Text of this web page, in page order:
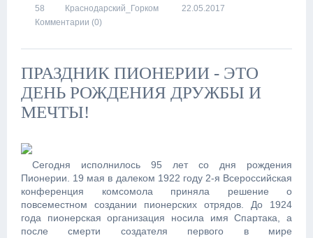
58 Краснодарский_Горком
22.05.2017
Комментарии (0)
ПРАЗДНИК ПИОНЕРИИ - ЭТО
ДЕНЬ РОЖДЕНИЯ ДРУЖБЫ И
МЕЧТЫ!
Сегодня исполнилось 95 лет со дня рождения
Пионерии. 19 мая в далеком 1922 году 2-я Всероссийская
конференция комсомола приняла решение о
повсеместном создании пионерских отрядов. До 1924
года пионерская организация носила имя Спартака, а
после смерти создателя первого в мире